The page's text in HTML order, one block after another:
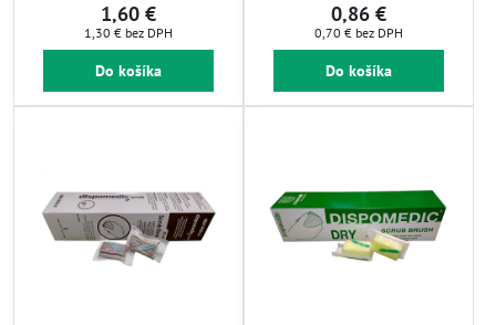
1,60 €
1,30 € bez DPH
Do košíka
0,86 €
0,70 € bez DPH
Do košíka